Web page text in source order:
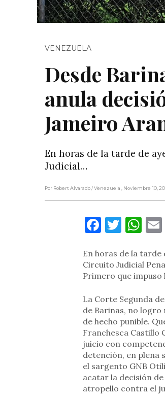
VENEZUELA
Desde
anula
Jameiro
En horas de la tarde de
Judicial…
Por Robert Alvarado/ Venezuela , Noviembre 10,
En horas de la tarde
Circuito Judicial
Primero que
La Corte Segunda
de Barinas, no
de hecho punible.
Franchesca Castillo
juicio con
detención, en plena
el sargento GNB
acatar la decisión
atropello contra el